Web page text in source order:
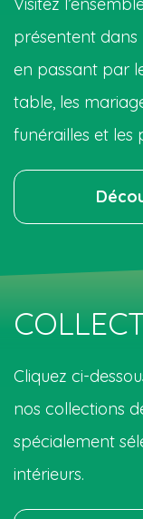
présentent dans
en passant par
table, les
funérailles et les
Cliquez ci-
nos collections
spécialement
intérieurs.